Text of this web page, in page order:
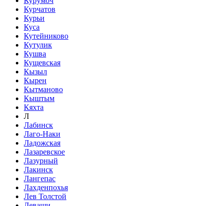
Курчатов
Курьи
Куса
Кутейниково
Кутулик
Кушва
Кущевская
Кызыл
Кырен
Кытманово
Кыштым
Кяхта
Л
Лабинск
Лаго-Наки
Ладожская
Лазаревское
Лазурный
Лакинск
Лангепас
Лахденпохья
Лев Толстой